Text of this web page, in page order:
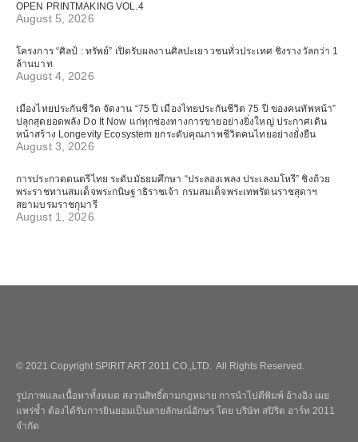
OPEN PRINTMAKING VOL.4
August 5, 2026
โครงการ “ศิลป์ : ทรัพย์” เปิดรับผลงานศิลปะเยาวชนทั่วประเทศ ชิงรางวัลกว่า 1
ล้านบาท
August 4, 2026
เมืองไทยประกันชีวิต จัดงาน “75 ปี เมืองไทยประกันชีวิต 75 ปี ของคนทัพหน้า”
ปลุกสุดยอดพลัง Do It Now แก่ทุกช่องทางการขายอย่างยิ่งใหญ่ ประกาศเดิน
หน้าสร้าง Longevity Ecosystem ยกระดับคุณภาพชีวิตคนไทยอย่างยั่งยืน
August 3, 2026
การประกวดดนตรีไทย ระดับมัธยมศึกษา “ประลองเพลง ประเลงมโหรี” ชิงถ้วย
พระราชทานสมเด็จพระกนิษฐาธิราชเจ้า กรมสมเด็จพระเทพรัตนราชสุดาฯ
สยามบรมราชกุมารี
August 1, 2026
© 2021 Copyright SPIRIT ART 2011 CO.,LTD. All Rights Reserved.
รูปภาพและเนื้อหาทั้งหมด สงวนสิทธิ์ตามกฎหมาย การนำไปตีพิมพ์ อ้างอิง เผย
แพร่ซ้ำ ต้องได้รับการยินยอมเป็นลายลักษณ์อักษร โดย บริษัท สปิริต อาร์ท 2011
จำกัด